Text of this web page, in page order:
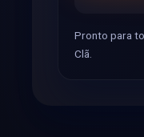
Pronto para
Clã.